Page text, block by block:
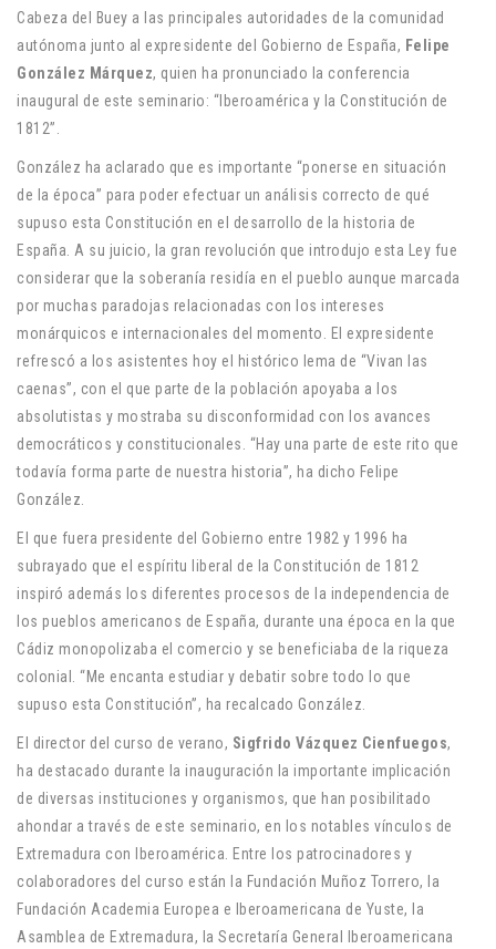
Cabeza del Buey a las principales autoridades de la comunidad
autónoma junto al expresidente del Gobierno de España, Felipe
González Márquez, quien ha pronunciado la conferencia
inaugural de este seminario: “Iberoamérica y la Constitución de
1812”.
González ha aclarado que es importante “ponerse en situación
de la época” para poder efectuar un análisis correcto de qué
supuso esta Constitución en el desarrollo de la historia de
España. A su juicio, la gran revolución que introdujo esta Ley fue
considerar que la soberanía residía en el pueblo aunque marcada
por muchas paradojas relacionadas con los intereses
monárquicos e internacionales del momento. El expresidente
refrescó a los asistentes hoy el histórico lema de “Vivan las
caenas”, con el que parte de la población apoyaba a los
absolutistas y mostraba su disconformidad con los avances
democráticos y constitucionales. “Hay una parte de este rito que
todavía forma parte de nuestra historia”, ha dicho Felipe
González.
El que fuera presidente del Gobierno entre 1982 y 1996 ha
subrayado que el espíritu liberal de la Constitución de 1812
inspiró además los diferentes procesos de la independencia de
los pueblos americanos de España, durante una época en la que
Cádiz monopolizaba el comercio y se beneficiaba de la riqueza
colonial. “Me encanta estudiar y debatir sobre todo lo que
supuso esta Constitución”, ha recalcado González.
El director del curso de verano, Sigfrido Vázquez Cienfuegos,
ha destacado durante la inauguración la importante implicación
de diversas instituciones y organismos, que han posibilitado
ahondar a través de este seminario, en los notables vínculos de
Extremadura con Iberoamérica. Entre los patrocinadores y
colaboradores del curso están la Fundación Muñoz Torrero, la
Fundación Academia Europea e Iberoamericana de Yuste, la
Asamblea de Extremadura, la Secretaría General Iberoamericana